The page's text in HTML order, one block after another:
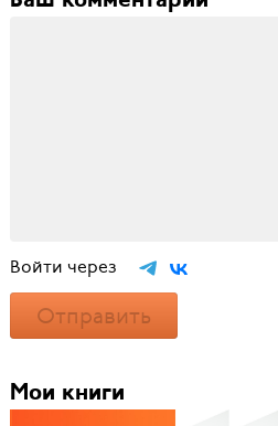
Войти через
Отправить
Мои книги